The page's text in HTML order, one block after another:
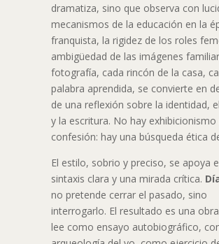
dramatiza, sino que observa con
mecanismos de la educación en la
franquista, la rigidez de los roles
ambigüedad de las imágenes
fotografía, cada rincón de la casa,
palabra aprendida, se convierte en
de una reflexión sobre la identidad,
y la escritura. No hay exhibicionismo
confesión: hay una búsqueda ética
El estilo, sobrio y preciso, se apoya
sintaxis clara y una mirada crítica.
no pretende cerrar el pasado, sino
interrogarlo. El resultado es una
lee como ensayo autobiográfico,